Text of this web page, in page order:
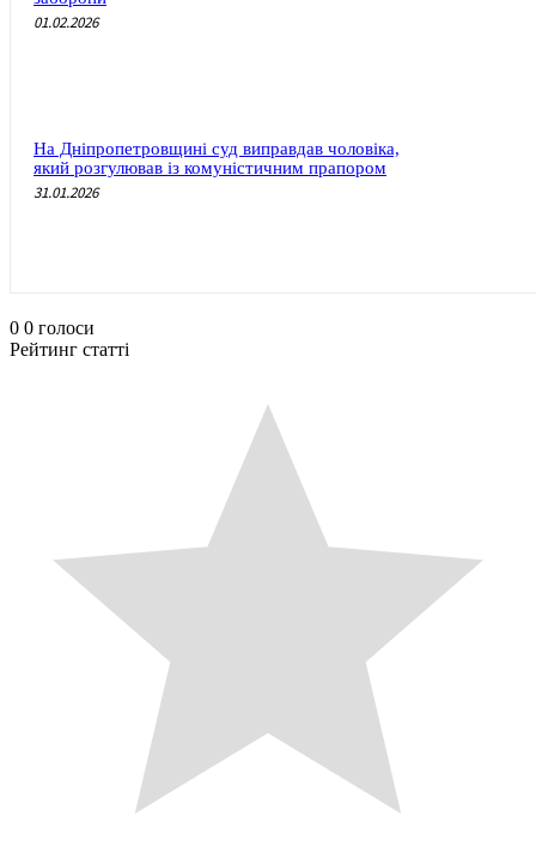
01.02.2026
На Дніпропетровщині суд виправдав чоловіка,
який розгулював із комуністичним прапором
31.01.2026
0 0 голоси
Рейтинг статті